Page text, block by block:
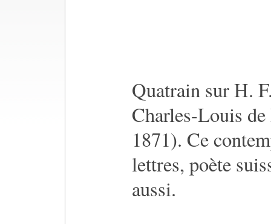
Quatrain sur H.
Charles-Louis
1871). Ce
lettres, poète
aussi.